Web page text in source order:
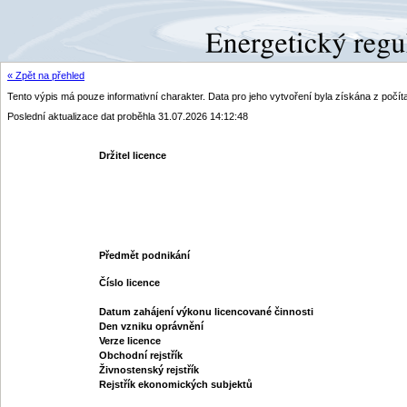
« Zpět na přehled
Tento výpis má pouze informativní charakter. Data pro jeho vytvoření byla získána z
Poslední aktualizace dat proběhla 31.07.2026 14:12:48
Držitel licence
Předmět podnikání
Číslo licence
Datum zahájení výkonu licencované činnosti
Den vzniku oprávnění
Verze licence
Obchodní rejstřík
Živnostenský rejstřík
Rejstřík ekonomických subjektů